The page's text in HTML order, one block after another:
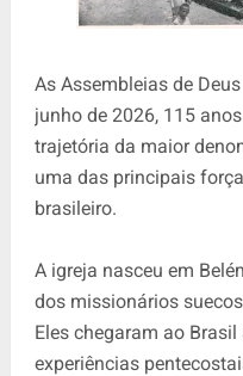
As Assembleias de
junho de 2026, 115
trajetória da maior
uma das principais
brasileiro.
A igreja nasceu em
dos missionários
Eles chegaram ao
experiências